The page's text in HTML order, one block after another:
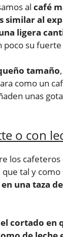
al café
similar al
ligera
poco su
tamaño
como un
unas
o con
los cafeteros
que tal y
una taza
cortado en